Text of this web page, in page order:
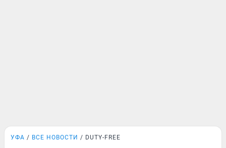
УФА ВСЕ НОВОСТИ DUTY-FREE